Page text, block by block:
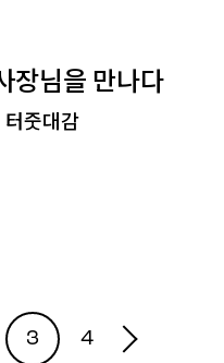
장님을 만나다
터줏대감
3 4